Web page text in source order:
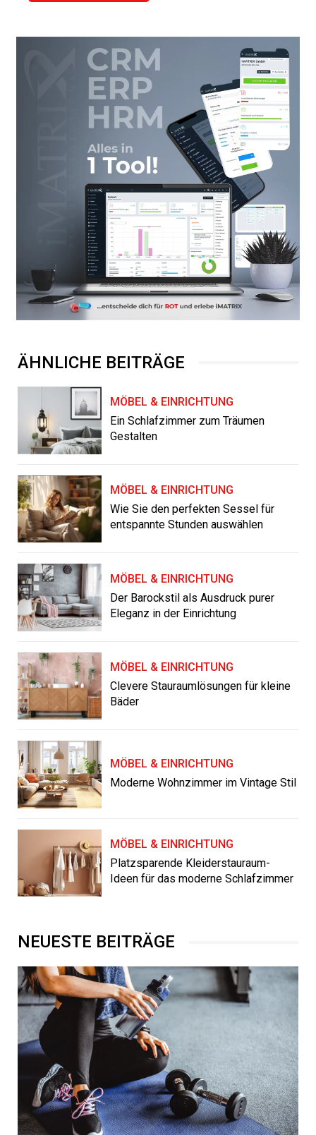
ÄHNLICHE BEITRÄGE
MÖBEL & EINRICHTUNG
Ein Schlafzimmer zum Träumen
Gestalten
MÖBEL & EINRICHTUNG
Wie Sie den perfekten Sessel für
entspannte Stunden auswählen
MÖBEL & EINRICHTUNG
Der Barockstil als Ausdruck purer
Eleganz in der Einrichtung
MÖBEL & EINRICHTUNG
Clevere Stauraumlösungen für kleine
Bäder
MÖBEL & EINRICHTUNG
Moderne Wohnzimmer im Vintage Stil
MÖBEL & EINRICHTUNG
Platzsparende Kleiderstauraum-
Ideen für das moderne Schlafzimmer
NEUESTE BEITRÄGE